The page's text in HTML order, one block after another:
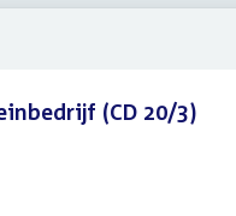
(CD 20/3)